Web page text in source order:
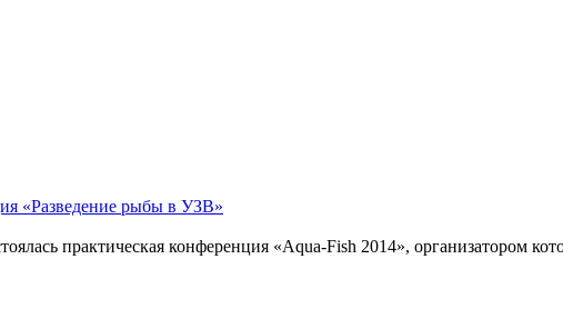
«Разведение рыбы в УЗВ»
практическая конференция «Aqua-Fish 2014», организатором